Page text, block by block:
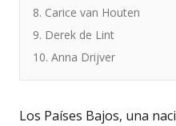
8. Carice van Houten
9. Derek de Lint
10. Anna Drijver
Los Países Bajos, una